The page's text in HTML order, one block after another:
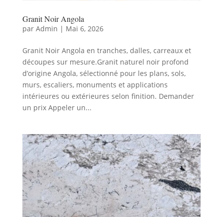
Granit Noir Angola
par Admin | Mai 6, 2026
Granit Noir Angola en tranches, dalles, carreaux et
découpes sur mesure.Granit naturel noir profond
d’origine Angola, sélectionné pour les plans, sols,
murs, escaliers, monuments et applications
intérieures ou extérieures selon finition. Demander
un prix Appeler un...